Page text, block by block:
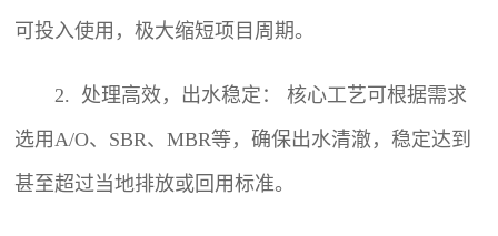
可投入使用，极大缩短项目周期。
2. 处理高效，出水稳定： 核心工艺可根据需求
选用A/O、SBR、MBR等，确保出水清澈，稳定达到
甚至超过当地排放或回用标准。